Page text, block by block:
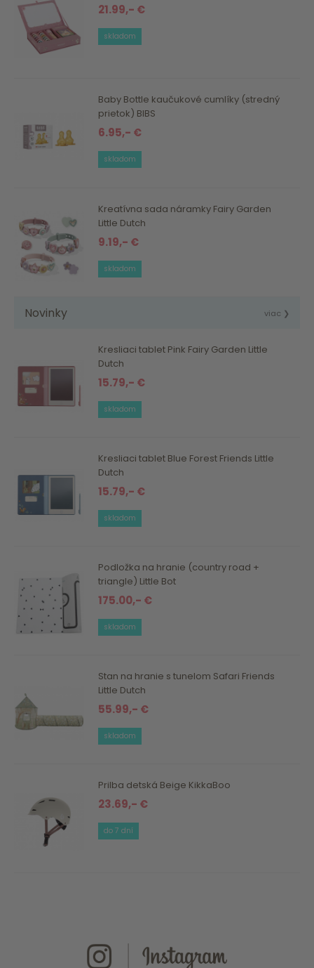
21.99,- €
skladom
Baby Bottle kaučukové cumlíky (stredný
prietok) BIBS
6.95,- €
skladom
Kreatívna sada náramky Fairy Garden
Little Dutch
9.19,- €
skladom
Novinky viac ❯
Kresliaci tablet Pink Fairy Garden Little
Dutch
15.79,- €
skladom
Kresliaci tablet Blue Forest Friends Little
Dutch
15.79,- €
skladom
Podložka na hranie (country road +
triangle) Little Bot
175.00,- €
skladom
Stan na hranie s tunelom Safari Friends
Little Dutch
55.99,- €
skladom
Prilba detská Beige KikkaBoo
23.69,- €
do 7 dní